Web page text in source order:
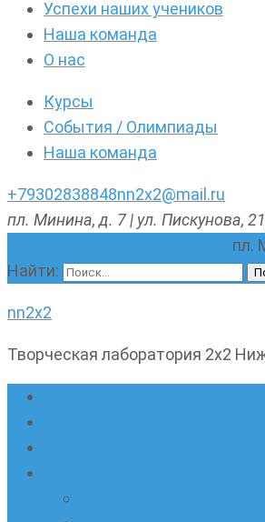
Успехи наших учеников
Наша команда
О нас
Курсы
События / Олимпиады
Наша команда
+79302838848nn2x2@mail.ru
пл. Минина, д. 7 | ул. Пискунова,
пл.
Найти:
nn2x2
Творческая лаборатория 2х2